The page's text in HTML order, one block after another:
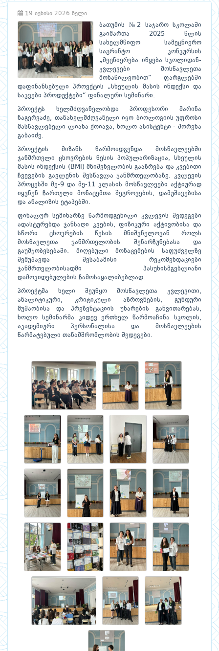
19 ივნისი 2026 წელი
ბათუმის №2 საჯარო სკოლაში
გაიმართა 2025 წლის
სახელმწიფო სამეცნიერო
საგრანტო კონკურსის
„მეცნიერება იწყება სკოლიდან-
კვლევები მოსწავლეთა
მონაწილეობით“ ფარგლებში
დაფინანსებული პროექტის „სხეულის მასის ინდექსი და
საკვები პროდუქტები“ ფინალური სემინარი.
პროექტს ხელმძღვანელობდა პროფესორი მარინა
ნაგერვაძე, თანახელმძღვანელი იყო ბიოლოგიის უფროსი
მასწავლებელი ლიანა ქოიავა, ხოლო ასისტენტი - შორენა
გაბაიძე.
პროექტის მიზანს წარმოადგენდა მოსწავლეებში
ჯანმრთელი ცხოვრების წესის პოპულარიზაცია, სხეულის
მასის ინდექსის (BMI) მნიშვნელობის გააზრება და კვებითი
ჩვევების გავლენის შესწავლა ჯანმრთელობაზე. კვლევის
პროცესში მე-9 და მე-11 კლასის მოსწავლეები აქტიურად
იყვნენ ჩართული მონაცემთა შეგროვების, დამუშავებისა
და ანალიზის ეტაპებში.
ფინალურ სემინარზე წარმოდგენილი კვლევის შედეგები
ადასტურებდა ჯანსაღი კვების, ფიზიკური აქტივობისა და
სწორი ცხოვრების წესის მნიშვნელოვან როლს
მოსწავლეთა ჯანმრთელობის შენარჩუნებასა და
გაუმჯობესებაში. მიღებული მონაცემების საფუძველზე
შემუშავდა შესაბამისი რეკომენდაციები
ჯანმრთელობისადმი პასუხისმგებლიანი
დამოკიდებულების ჩამოსაყალიბებლად.
პროექტმა ხელი შეუწყო მოსწავლეთა კვლევითი,
ანალიტიკური, კრიტიკული აზროვნების, გუნდური
მუშაობისა და პრეზენტაციის უნარების განვითარებას,
ხოლო სემინარმა კიდევ ერთხელ წარმოაჩინა სკოლის,
აკადემიური პერსონალისა და მოსწავლეების
წარმატებული თანამშრომლობის შედეგები.